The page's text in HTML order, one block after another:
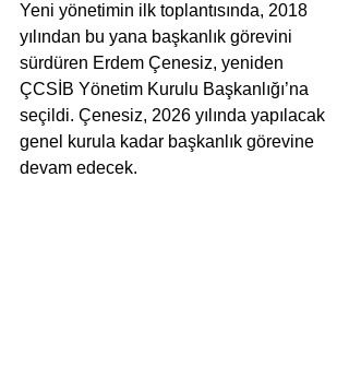
Yeni yönetimin ilk toplantısında, 2018
yılından bu yana başkanlık görevini
sürdüren Erdem Çenesiz, yeniden
ÇCSİB Yönetim Kurulu Başkanlığı’na
seçildi. Çenesiz, 2026 yılında yapılacak
genel kurula kadar başkanlık görevine
devam edecek.